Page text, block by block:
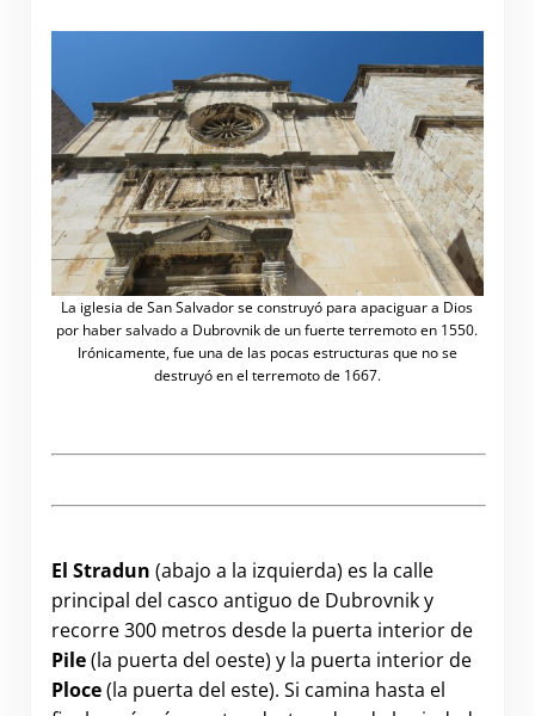
La iglesia de San Salvador se construyó para apaciguar a Dios
por haber salvado a Dubrovnik de un fuerte terremoto en 1550.
Irónicamente, fue una de las pocas estructuras que no se
destruyó en el terremoto de 1667.
El Stradun (abajo a la izquierda) es la calle
principal del casco antiguo de Dubrovnik y
recorre 300 metros desde la puerta interior de
Pile(la puerta del oeste) y la puerta interior de
Ploce(la puerta del este). Si camina hasta el